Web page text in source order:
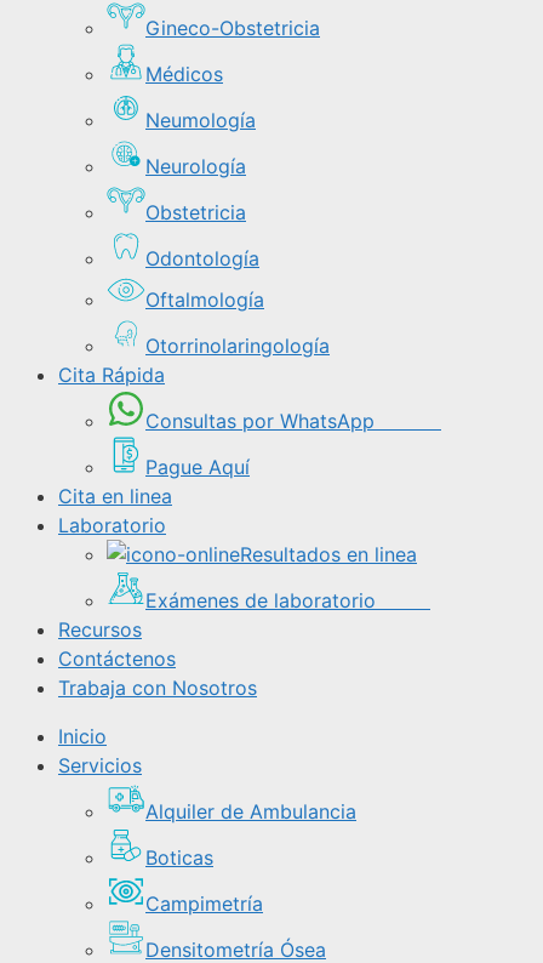
Gineco-Obstetricia
Médicos
Neumología
Neurología
Obstetricia
Odontología
Oftalmología
Otorrinolaringología
Cita Rápida
Consultas por WhatsApp
Pague Aquí
Cita en linea
Laboratorio
Resultados en linea
Exámenes de laboratorio
Recursos
Contáctenos
Trabaja con Nosotros
Inicio
Servicios
Alquiler de Ambulancia
Boticas
Campimetría
Densitometría Ósea